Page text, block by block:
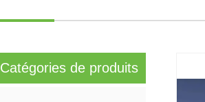
Catégories de produits